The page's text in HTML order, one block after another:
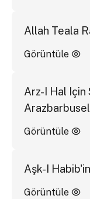
Allah Teala
Görüntüle
Arz-I Hal Için
Görüntüle
Aşk-I
Görüntüle